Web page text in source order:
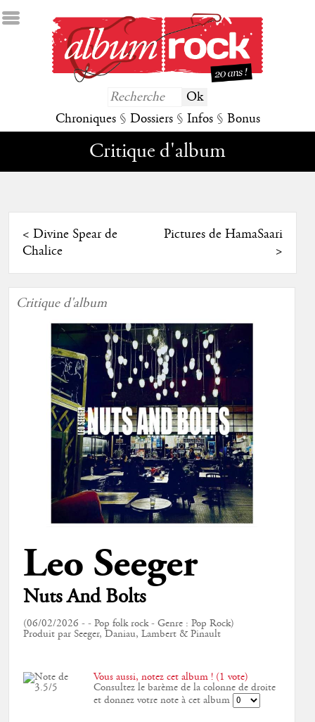
Chroniques § Dossiers § Infos § Bonus
Critique d'album
< Divine Spear de
Chalice
Pictures de HamaSaari
>
Critique d'album
Leo Seeger
Nuts And Bolts
(06/02/2026 - - Pop folk rock - Genre : Pop Rock)
Produit par Seeger, Daniau, Lambert & Pinault
Vous aussi, notez cet album ! (1 vote)
Consultez le barème de la colonne de droite
et donnez votre note à cet album